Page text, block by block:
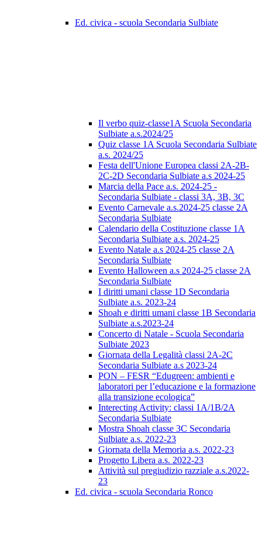
Ed. civica - scuola Secondaria Sulbiate
Il verbo quiz-classe1A Scuola Secondaria
Sulbiate a.s.2024/25
Quiz classe 1A Scuola Secondaria Sulbiate
a.s. 2024/25
Festa dell'Unione Europea classi 2A-2B-
2C-2D Secondaria Sulbiate a.s 2024-25
Marcia della Pace a.s. 2024-25 -
Secondaria Sulbiate - classi 3A, 3B, 3C
Evento Carnevale a.s.2024-25 classe 2A
Secondaria Sulbiate
Calendario della Costituzione classe 1A
Secondaria Sulbiate a.s. 2024-25
Evento Natale a.s 2024-25 classe 2A
Secondaria Sulbiate
Evento Halloween a.s 2024-25 classe 2A
Secondaria Sulbiate
I diritti umani classe 1D Secondaria
Sulbiate a.s. 2023-24
Shoah e diritti umani classe 1B Secondaria
Sulbiate a.s.2023-24
Concerto di Natale - Scuola Secondaria
Sulbiate 2023
Giornata della Legalità classi 2A-2C
Secondaria Sulbiate a.s 2023-24
PON – FESR “Edugreen: ambienti e
laboratori per l’educazione e la formazione
alla transizione ecologica”
Interecting Activity: classi 1A/1B/2A
Secondaria Sulbiate
Mostra Shoah classe 3C Secondaria
Sulbiate a.s. 2022-23
Giornata della Memoria a.s. 2022-23
Progetto Libera a.s. 2022-23
Attività sul pregiudizio razziale a.s.2022-
23
Ed. civica - scuola Secondaria Ronco